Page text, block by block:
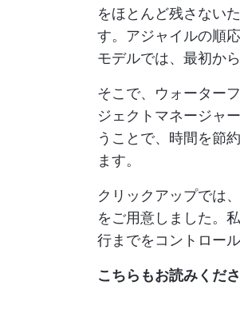
をほとんど残さない
す。アジャイルの順
モデルでは、最初か
そこで、ウォーター
ジェクトマネージャ
うことで、時間を節
ます。
クリックアップでは
をご用意しました。
行までをコントロー
こちらもお読みくだ